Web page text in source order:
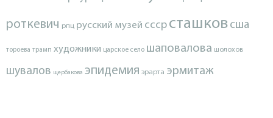
роткевич рпц русский музей ссср сташков сша
тороева трамп художники царское село шаповалова шолохов
шувалов щербакова эпидемия эрарта эрмитаж